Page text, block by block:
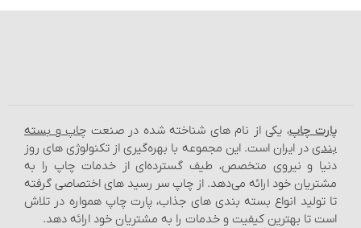
پارت چاپ، یکی از نام‌ های شناخته شده در صنعت چاپ و بسته‌
بندی در ایران است. این مجموعه با بهره‌گیری از تکنولوژی‌ های روز
دنیا و نیروی متخصص، طیف گسترده‌ای از خدمات چاپ را به
مشتریان خود ارائه می‌دهد. از چاپ سر رسید های اختصاصی گرفته
تا تولید انواع بسته‌ بندی‌ های جذاب، پارت چاپ همواره در تلاش
است تا بهترین کیفیت و خدمات را به مشتریان خود ارائه دهد.